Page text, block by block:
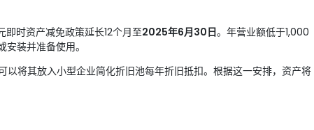
时资产减免政策延长12个月至2025年6月30日。年营业额低于1,000
安装并准备使用。
将其放入小型企业简化折旧池每年折旧抵扣。根据这一安排，资产将